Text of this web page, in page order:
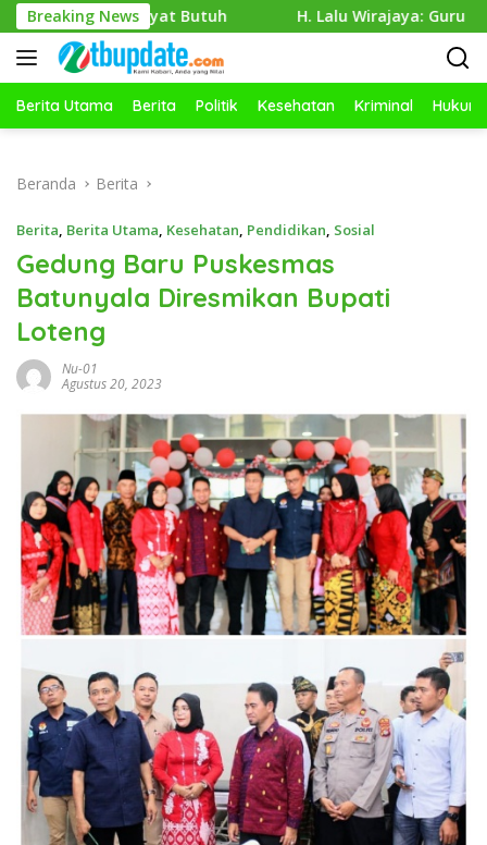
Langsung
ke
konten
Breaking News
Butuh H. Lalu Wirajaya: Guru Kreatif, Siswa Aktif
Berita Utama Berita Politik Kesehatan Kriminal Hukum
Beranda Berita
Berita, Berita Utama, Kesehatan, Pendidikan, Sosial
Gedung Baru Puskesmas
Batunyala Diresmikan Bupati
Loteng
Nu-01
Agustus 20, 2023